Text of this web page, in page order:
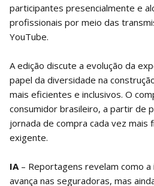
participantes presencialmente e
profissionais por meio das
YouTube.
A edição discute a evolução da
papel da diversidade na
mais eficientes e inclusivos. O
consumidor brasileiro, a partir de
jornada de compra cada vez mais
exigente.
IA – Reportagens revelam como a
avança nas seguradoras, mas